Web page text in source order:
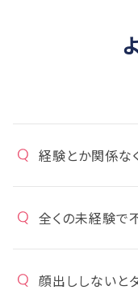
経験とか関係な
全くの未経験で
顔出ししないと